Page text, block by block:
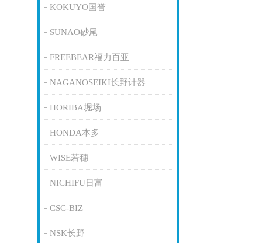
KOKUYO国誉
SUNAO砂尾
FREEBEAR福力百亚
NAGANOSEIKI长野计器
HORIBA堀场
HONDA本多
WISE若穗
NICHIFU日富
CSC-BIZ
NSK长野